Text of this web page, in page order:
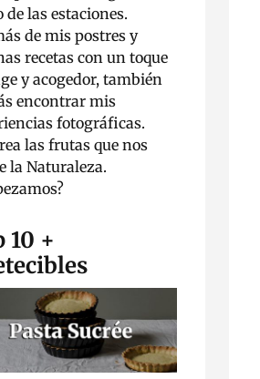
las estaciones.
de mis postres y
recetas con un toque
y acogedor, también
encontrar mis
fotográficas.
las frutas que nos
la Naturaleza.
10 +